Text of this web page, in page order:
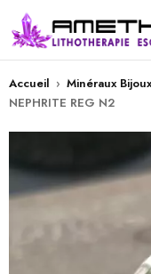
Accueil › Minéraux Bijoux
NEPHRITE REG N2